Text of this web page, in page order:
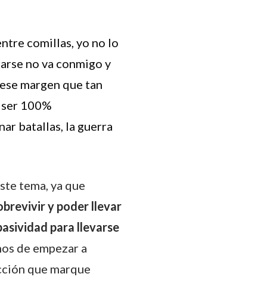
comillas, yo no lo
no va conmigo y
margen que tan
100%
batallas, la guerra
tema, ya que
y poder llevar
para llevarse
de empezar a
que marque